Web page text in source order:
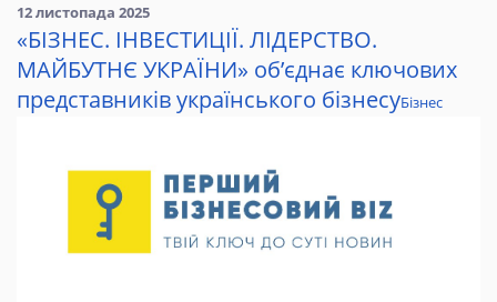
12 листопада 2025
«БІЗНЕС. ІНВЕСТИЦІЇ. ЛІДЕРСТВО.
МАЙБУТНЄ УКРАЇНИ» об’єднає ключових
представників українського бізнесуБізнес